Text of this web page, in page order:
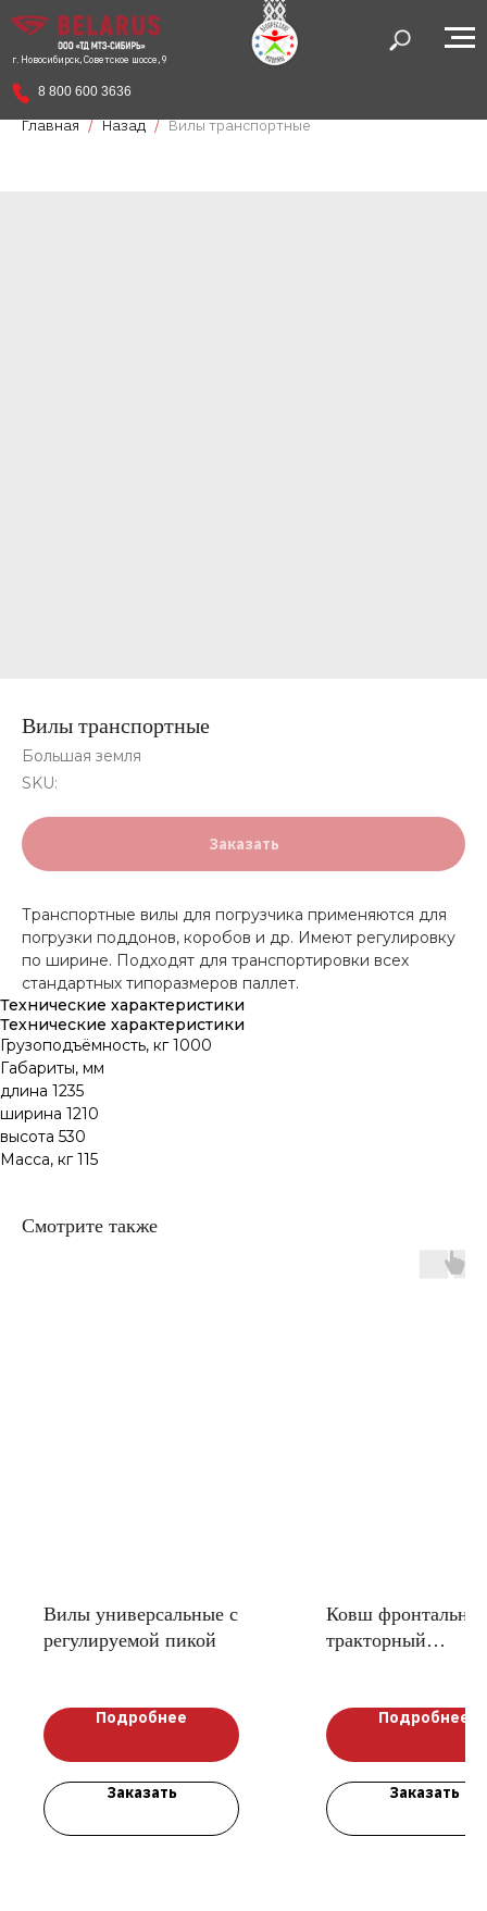
г. Новосибирск, Советское шоссе, 9
8 800 600 3636
Главная Назад Вилы транспортные
Вилы транспортные
Большая земля
SKU:
Заказать
Транспортные вилы для погрузчика применяются для
погрузки поддонов, коробов и др. Имеют регулировку
по ширине. Подходят для транспортировки всех
стандартных типоразмеров паллет.
Технические характеристики
Технические характеристики
Грузоподъёмность, кг 1000
Габариты, мм
длина 1235
ширина 1210
высота 530
Масса, кг 115
Смотрите также
Вилы универсальные с
регулируемой пикой
Подробнее
Заказать
Ковш
тракторный
Подробнее
Заказать